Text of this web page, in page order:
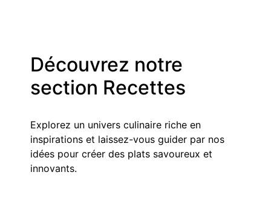
Découvrez notre
section Recettes
Explorez un univers culinaire riche en
inspirations et laissez-vous guider par nos
idées pour créer des plats savoureux et
innovants.